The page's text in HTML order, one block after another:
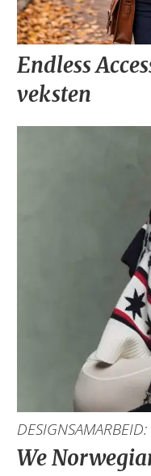
Endless
veksten
DESIGNSAMARBEID:
We